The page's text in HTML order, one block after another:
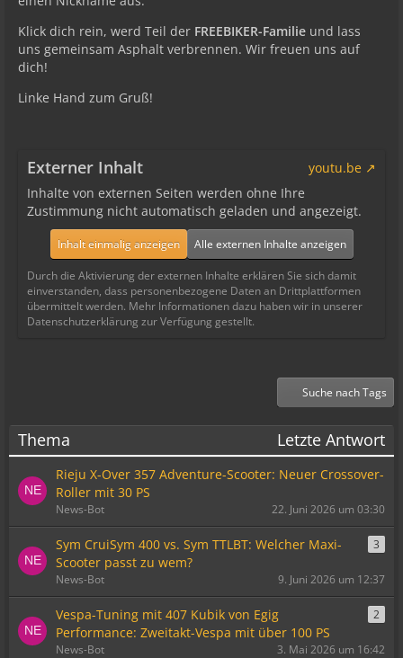
Klick dich rein, werd Teil der FREEBIKER-Familie und lass
uns gemeinsam Asphalt verbrennen. Wir freuen uns auf
dich!
Linke Hand zum Gruß!
Externer Inhalt
youtu.be
Inhalte von externen Seiten werden ohne Ihre
Zustimmung nicht automatisch geladen und angezeigt.
Inhalt einmalig anzeigen Alle externen Inhalte anzeigen
Durch die Aktivierung der externen Inhalte erklären Sie sich damit
einverstanden, dass personenbezogene Daten an Drittplattformen
übermittelt werden. Mehr Informationen dazu haben wir in unserer
Datenschutzerklärung zur Verfügung gestellt.
Suche nach Tags
Thema Letzte Antwort
Rieju X-Over 357 Adventure-Scooter: Neuer Crossover-
Roller mit 30 PS
News-Bot 22. Juni 2026 um 03:30
Sym CruiSym 400 vs. Sym TTLBT: Welcher Maxi-
Scooter passt zu wem?
3
News-Bot 9. Juni 2026 um 12:37
Vespa-Tuning mit 407 Kubik von Egig
Performance: Zweitakt-Vespa mit über 100 PS
2
News-Bot 3. Mai 2026 um 16:42